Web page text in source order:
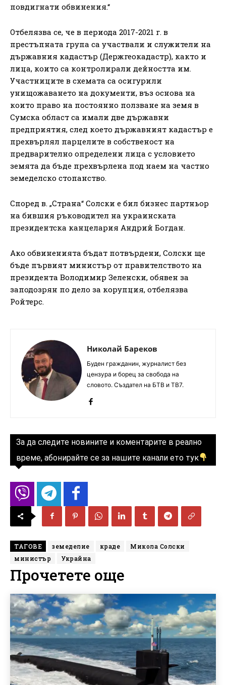
повдигнати обвинения.“
Отбелязва се, че в периода 2017-2021 г. в
престъпната група са участвали и служители на
държавния кадастър (Держгеокадастр), както и
лица, които са контролирали дейността им.
Участниците в схемата са осигурили
унищожаването на документи, въз основа на
които право на постоянно ползване на земя в
Сумска област са имали две държавни
предприятия, след което държавният кадастър е
прехвърлял парцелите в собственост на
предварително определени лица с условието
земята да бъде прехвърлена под наем на частно
земеделско стопанство.
Според в. „Страна“ Солски е бил бизнес партньор
на бившия ръководител на украинската
президентска канцелария Андрий Богдан.
Ако обвиненията бъдат потвърдени, Солски ще
бъде първият министър от правителството на
президента Володимир Зеленски, обявен за
заподозрян по дело за корупция, отбелязва
Ройтерс.
Николай Бареков
Буден гражданин, журналист без
цензура и борец за свобода на
словото. Създател на БТВ и ТВ7.
За да следите новините и коментарите в реално
време, абонирайте се за нашите канали ето тук
ТАГОВЕ земеделие краде
Микола Солски
министър
Украйна
Прочетете още